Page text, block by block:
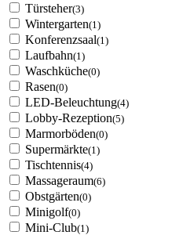
Türsteher(3)
Wintergarten(1)
Konferenzsaal(1)
Laufbahn(1)
Waschküche(0)
Rasen(0)
LED-Beleuchtung(4)
Lobby-Rezeption(5)
Marmorböden(0)
Supermärkte(1)
Tischtennis(4)
Massageraum(6)
Obstgärten(0)
Minigolf(0)
Mini-Club(1)